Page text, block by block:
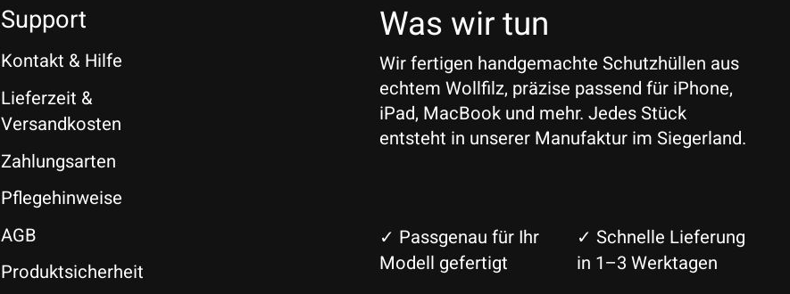
Support
Kontakt & Hilfe
Lieferzeit &
Versandkosten
Zahlungsarten
Pflegehinweise
AGB
Produktsicherheit
Was wir tun
Wir fertigen handgemachte Schutzhüllen aus
echtem Wollfilz, präzise passend für iPhone,
iPad, MacBook und mehr. Jedes Stück
entsteht in unserer Manufaktur im Siegerland.
✓ Passgenau für Ihr
Modell gefertigt
✓ Schnelle Lieferung
in 1–3 Werktagen